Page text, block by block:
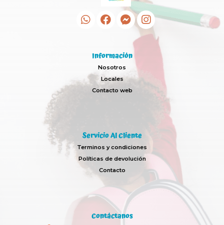
Información
Nosotros
Locales
Contacto web
Servicio Al Cliente
Terminos y condiciones
Políticas de devolución
Contacto
Contáctanos